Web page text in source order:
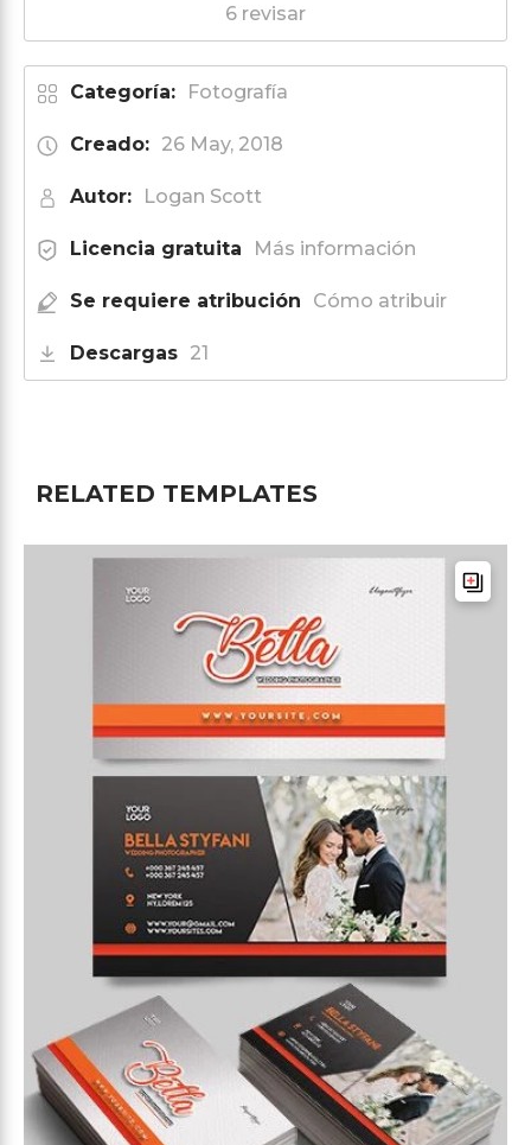
6 revisar
Categoría: Fotografía
Creado: 26 May, 2018
Autor: Logan Scott
Licencia gratuita Más información
Se requiere atribución Cómo atribuir
Descargas 21
RELATED TEMPLATES